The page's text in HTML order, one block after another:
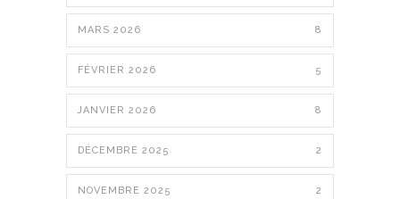
MARS 2026 8
FÉVRIER 2026 5
JANVIER 2026 8
DÉCEMBRE 2025 2
NOVEMBRE 2025 2